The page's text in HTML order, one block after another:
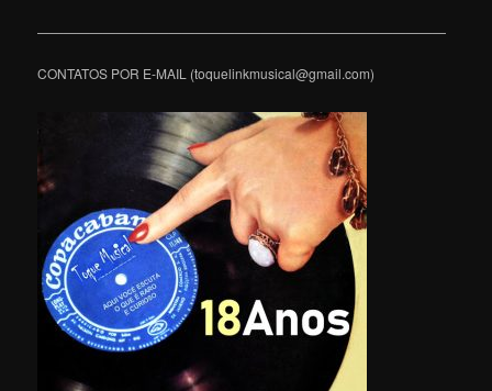
———————————————————————————————
CONTATOS POR E-MAIL (toquelinkmusical@gmail.com)